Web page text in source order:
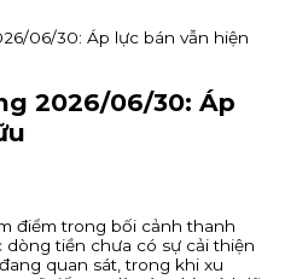
06/30: Áp lực bán vẫn hiện
2026/06/30: Áp
điểm trong bối cảnh thanh
dòng tiền chưa có sự cải thiện
quan sát, trong khi xu